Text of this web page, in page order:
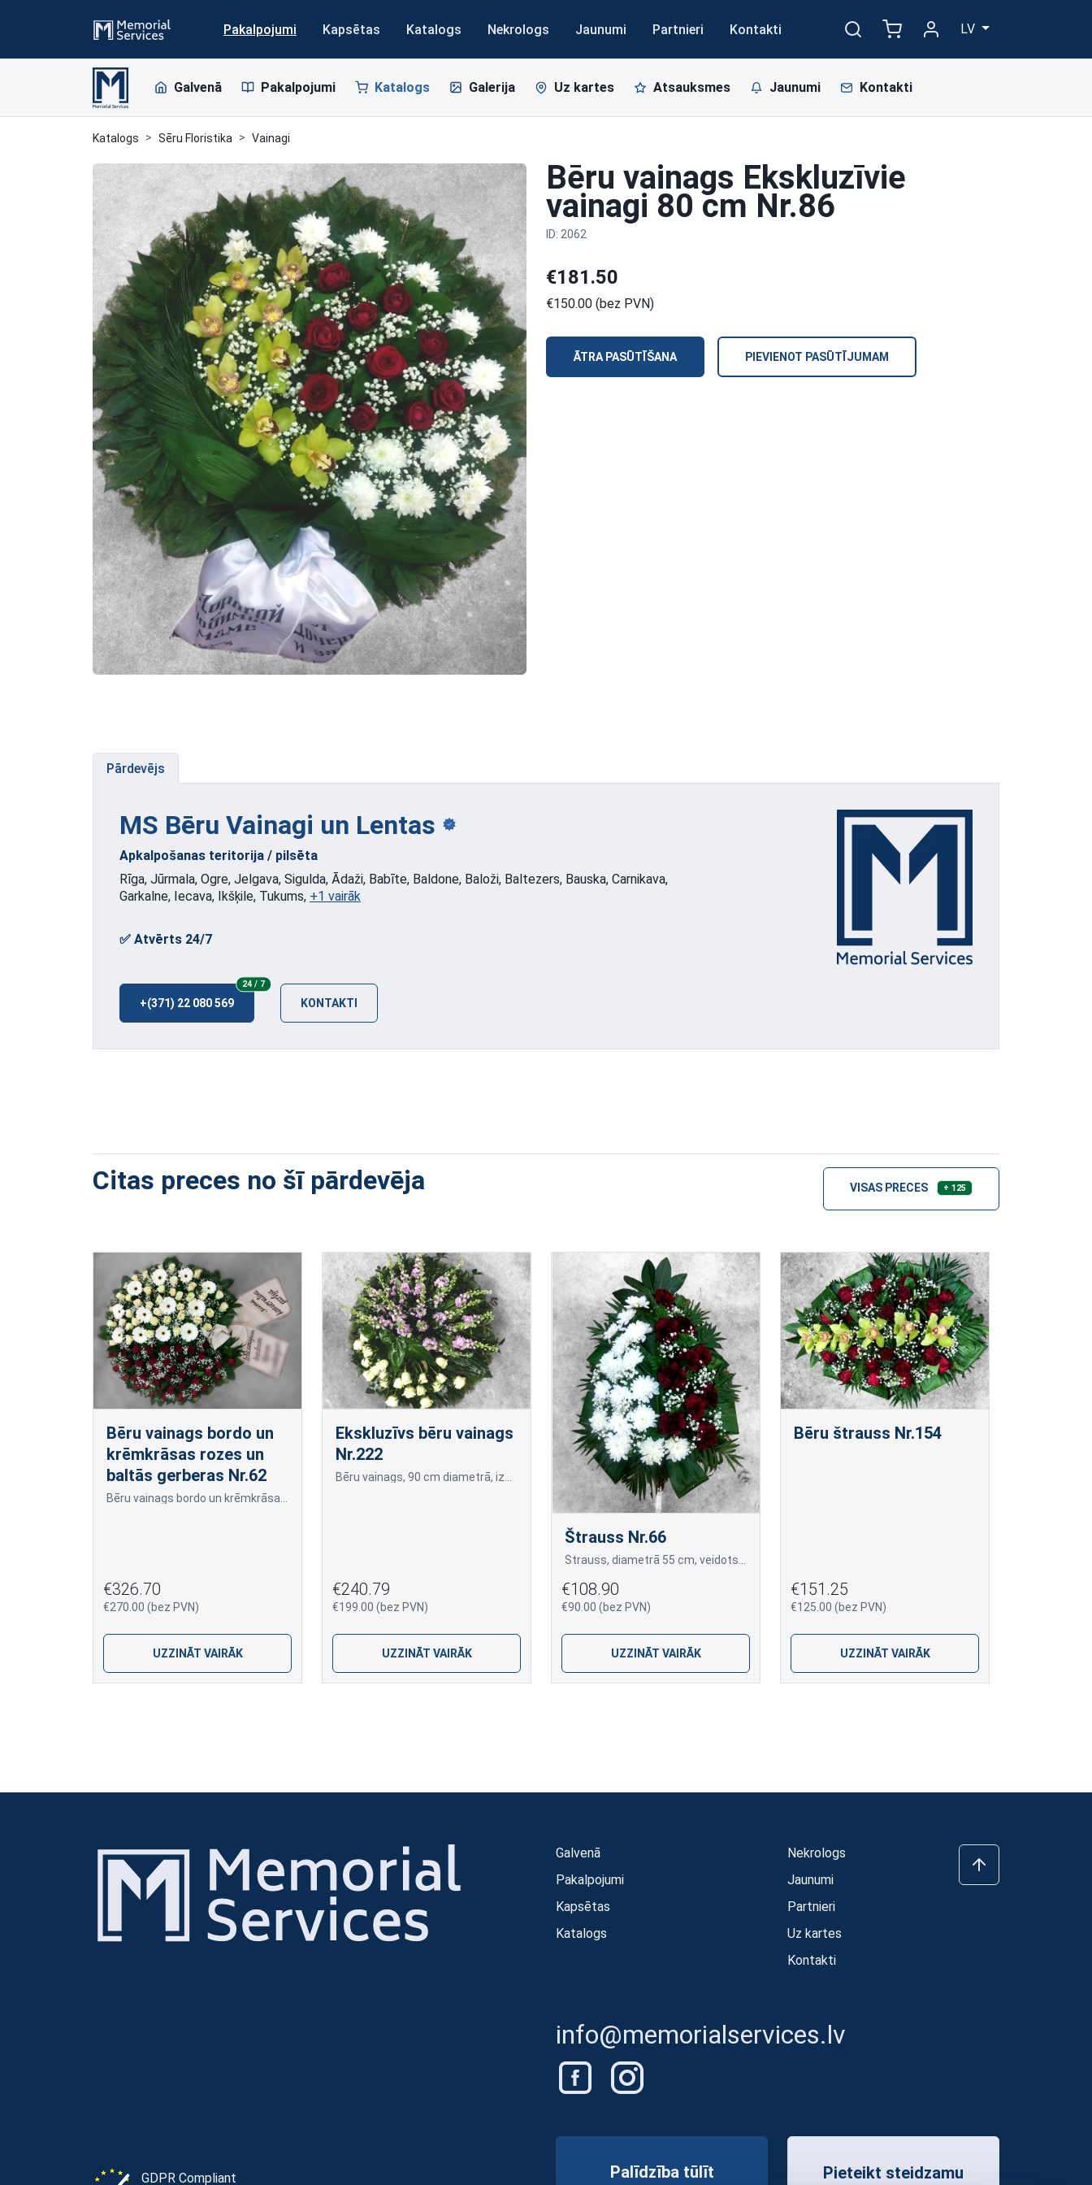
Pakalpojumi Kapsētas Katalogs Nekrologs Jaunumi Partnieri Kontakti LV
Galvenā Pakalpojumi Katalogs Galerija Uz kartes Atsauksmes Jaunumi Kontakti
Katalogs Sēru Floristika Vainagi
Bēru vainags Ekskluzīvie
vainagi 80 cm Nr.86
ID: 2062
€181.50
€150.00 (bez PVN)
ĀTRA PASŪTĪŠANA PIEVIENOT PASŪTĪJUMAM
Pārdevējs
MS Bēru Vainagi un Lentas
Apkalpošanas teritorija / pilsēta
Rīga, Jūrmala, Ogre, Jelgava, Sigulda, Ādaži, Babīte, Baldone, Baloži, Baltezers, Bauska, Carnikava,
Garkalne, Iecava, Ikšķile, Tukums, +1 vairāk
✅ Atvērts 24/7
+(371) 22 080 569
24 / 724/7
KONTAKTI
Citas preces no šī pārdevēja VISAS PRECES + 125
Bēru vainags bordo un
krēmkrāsas rozes un
baltās gerberas Nr.62
€326.70
€270.00 (bez PVN)
UZZINĀT VAIRĀK
Ekskluzīvs bēru vainags
Nr.222
€240.79
€199.00 (bez PVN)
UZZINĀT VAIRĀK
Štrauss Nr.66
€108.90
€90.00 (bez PVN)
UZZINĀT VAIRĀK
Bēru štrauss Nr.154
€151.25
€125.00 (bez PVN)
UZZINĀT VAIRĀK
Galvenā
Pakalpojumi
Kapsētas
Katalogs
Nekrologs
Jaunumi
Partnieri
Uz kartes
Kontakti
info@memorialservices.lv
GDPR Compliant
Palīdzība tūlīt
Pieteikt steidzamu